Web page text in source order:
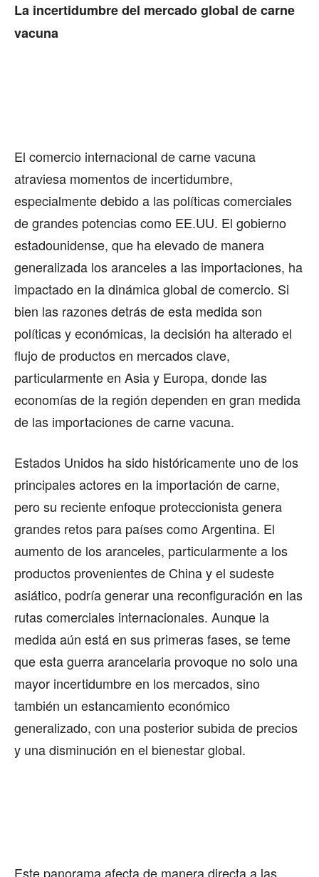
La incertidumbre del mercado global de carne
vacuna
El comercio internacional de carne vacuna
atraviesa momentos de incertidumbre,
especialmente debido a las políticas comerciales
de grandes potencias como EE.UU. El gobierno
estadounidense, que ha elevado de manera
generalizada los aranceles a las importaciones, ha
impactado en la dinámica global de comercio. Si
bien las razones detrás de esta medida son
políticas y económicas, la decisión ha alterado el
flujo de productos en mercados clave,
particularmente en Asia y Europa, donde las
economías de la región dependen en gran medida
de las importaciones de carne vacuna.
Estados Unidos ha sido históricamente uno de los
principales actores en la importación de carne,
pero su reciente enfoque proteccionista genera
grandes retos para países como Argentina. El
aumento de los aranceles, particularmente a los
productos provenientes de China y el sudeste
asiático, podría generar una reconfiguración en las
rutas comerciales internacionales. Aunque la
medida aún está en sus primeras fases, se teme
que esta guerra arancelaria provoque no solo una
mayor incertidumbre en los mercados, sino
también un estancamiento económico
generalizado, con una posterior subida de precios
y una disminución en el bienestar global.
Este panorama afecta de manera directa a las